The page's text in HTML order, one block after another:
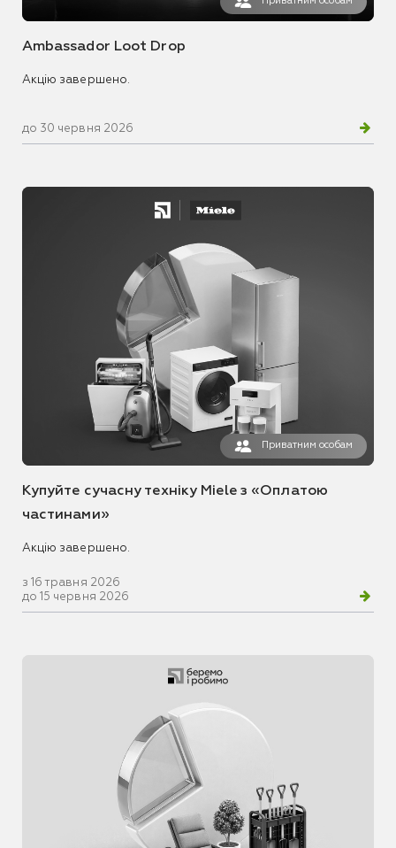
Ambassador Loot Drop
Акцію завершено.
до 30 червня 2026
Приватним особам
Купуйте сучасну техніку Miele з «Оплатою
частинами»
Акцію завершено.
з 16 травня 2026
до 15 червня 2026